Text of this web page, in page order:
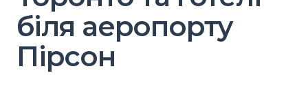
біля аеропорту
Пірсон